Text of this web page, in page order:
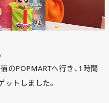
のPOPMARTへ行き、1時間
ットしました。